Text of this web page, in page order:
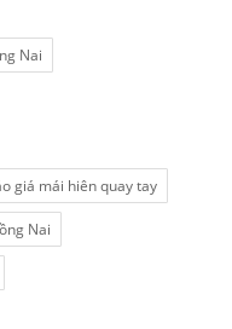
Nai
giá mái hiên quay tay
Nai